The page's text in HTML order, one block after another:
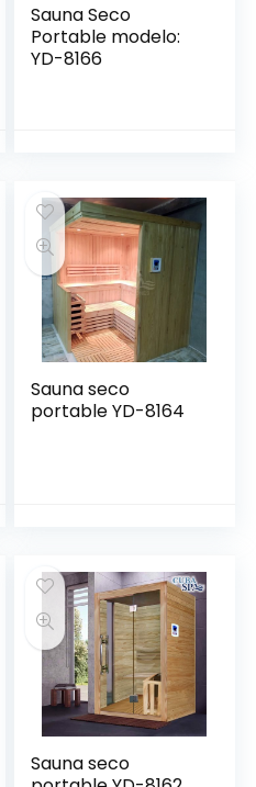
Sauna Seco
Portable modelo:
YD-8166
Sauna seco
portable YD-8164
Sauna seco